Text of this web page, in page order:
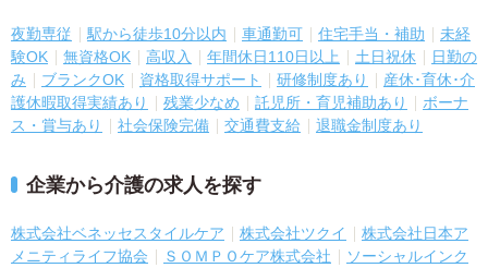
夜勤専従 駅から徒歩10分以内 車通勤可 住宅手当・補助
未経
験OK
無資格OK 高収入 年間休日110日以上 土日祝休
日勤の
み
ブランクOK 資格取得サポート 研修制度あり
産休･育休･介
護休暇取得実績あり
残業少なめ 託児所・育児補助あり
ボーナ
ス・賞与あり
社会保険完備 交通費支給 退職金制度あり
企業から介護の求人を探す
株式会社ベネッセスタイルケア 株式会社ツクイ
株式会社日本ア
メニティライフ協会
ＳＯＭＰＯケア株式会社
ソーシャルインク